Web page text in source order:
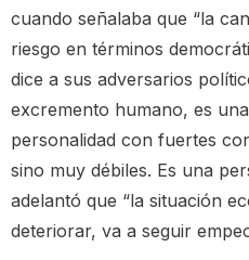
cuando señalaba que “la
riesgo en términos
dice a sus adversarios
excremento humano, es
personalidad con fuertes
sino muy débiles. Es una
adelantó que “la situación
deteriorar, va a seguir